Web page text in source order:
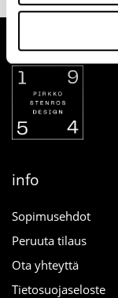
info
Sopimusehdot
Peruuta tilaus
Ota yhteyttä
Tietosuojaseloste